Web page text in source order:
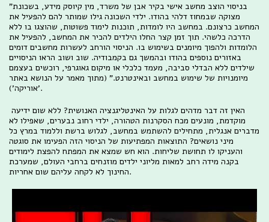
"בניסוי הוצב מחשב אישי בקיר אבן של משרד, מין קיוסק מידע, בשכונת
מצוקה שבמחוז דלהי בהודו. ילדי השכונה גילו שמותר להם להפעיל את
המחשב כרצונם. במחשב היו לומדות, תוכנות לימוד פשוטות, שהוצגו בו ללא
הדרכה כלשהי. תוך זמן קצר החלו הילדים להכיר את המחשב, להפעיל את
הלומדות ולהפוך מיומנים בשימוש בו. הניסוי הורחב לעשרות מחשבים דומים
באזורים נוספים בהודו ובהמשך גם בקמבודיה. שוב ושוב הראו הניסויים
שילדים ללא הבדלי סביבה, מעמד כלכלי או מיקום גאוגרפי, רוכשים בעצמם
מיומנויות של שימוש במחשב ובאינטרנט." (מתוך מאמר על הנושא באתר
'אוריקה').
מוקדמת, מונעים מכח הסקרנות הטהורה, ילדי רחוב נבערים, שאפילו לא
מדברים אנגלית, מתחילים להשתמש במחשב, לגלוש ברשת וללמוד במרץ כל
מיני נושאים? התוצאות המפתיעות של הניסוי הזה הפעימו את סוגטה
והעניקו לו תחושת שליחות. הוא חש שמצא את המפתח להפצת לימודים
בקנה מידה רחב למאות מליוני ילדים מוזנחים ברחבי העולם, שמערכת
החינוך לא לקחה עליהם שום אחריות.